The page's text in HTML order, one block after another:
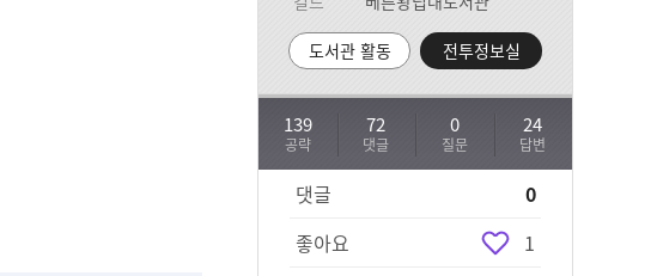
도서관 활동 전투정보실
공략
139
댓글
72
질문
0
답변
24
댓글
0
좋아요
1